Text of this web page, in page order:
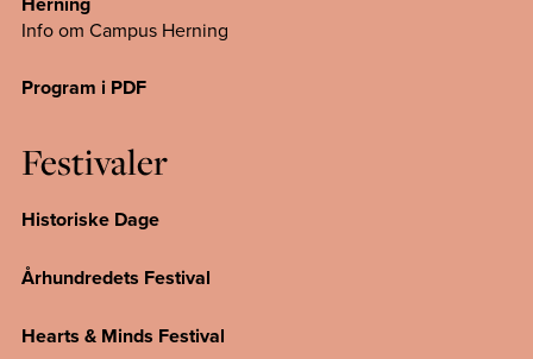
Info om Campus Herning
Program i PDF
Festivaler
Historiske Dage
Århundredets Festival
Hearts & Minds Festival